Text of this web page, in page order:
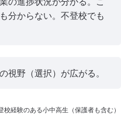
分からない。不登校でも
視野（選択）が広がる。
経験のある小中高生（保護者も含む）